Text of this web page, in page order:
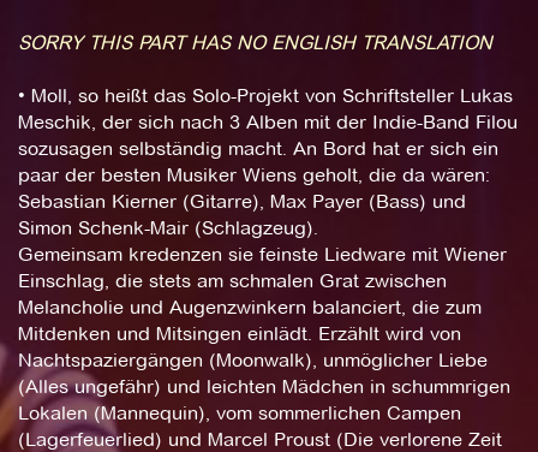
SORRY THIS PART HAS NO ENGLISH TRANSLATION
• Moll, so heißt das Solo-Projekt von Schriftsteller Lukas
Meschik, der sich nach 3 Alben mit der Indie-Band Filou
sozusagen selbständig macht. An Bord hat er sich ein
paar der besten Musiker Wiens geholt, die da wären:
Sebastian Kierner (Gitarre), Max Payer (Bass) und
Simon Schenk-Mair (Schlagzeug).
Gemeinsam kredenzen sie feinste Liedware mit Wiener
Einschlag, die stets am schmalen Grat zwischen
Melancholie und Augenzwinkern balanciert, die zum
Mitdenken und Mitsingen einlädt. Erzählt wird von
Nachtspaziergängen (Moonwalk), unmöglicher Liebe
(Alles ungefähr) und leichten Mädchen in schummrigen
Lokalen (Mannequin), vom sommerlichen Campen
(Lagerfeuerlied) und Marcel Proust (Die verlorene Zeit